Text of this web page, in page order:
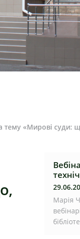
тему «Мирові суди:
Марія